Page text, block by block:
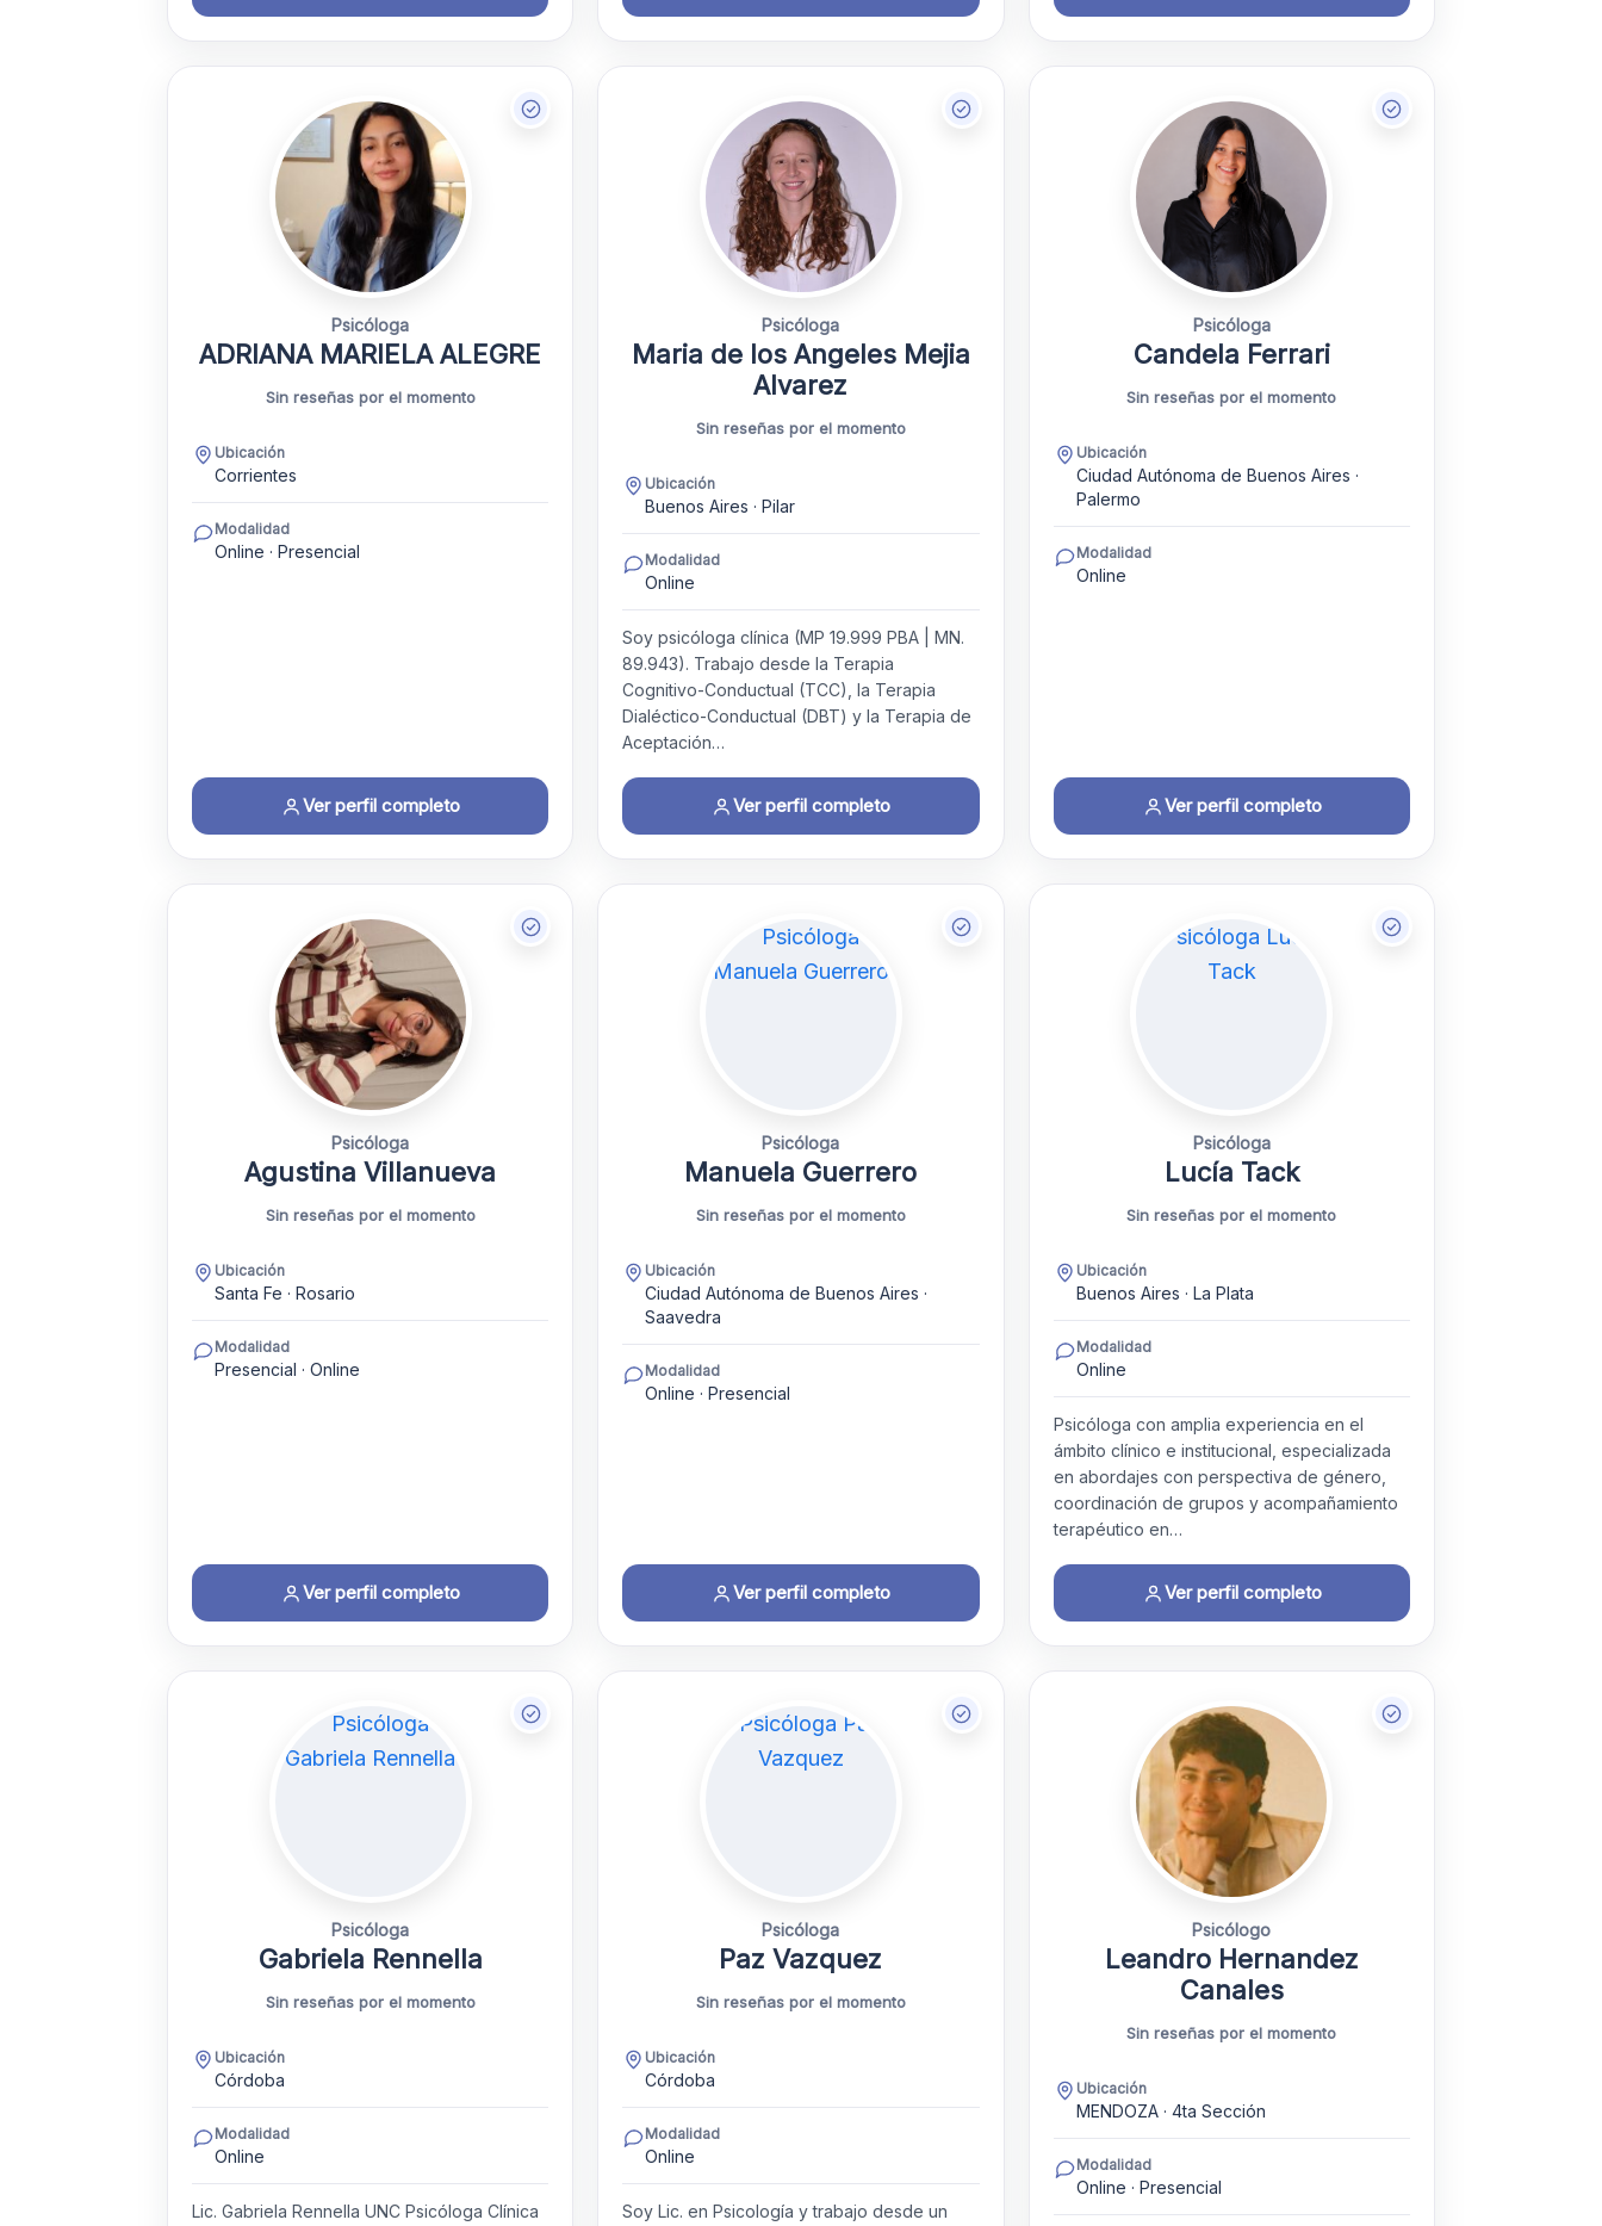
Psicóloga
ADRIANA MARIELA ALEGRE
Sin reseñas por el momento
Ubicación
Corrientes
Modalidad
Online · Presencial
Ver perfil completo
Psicóloga
Maria de los Angeles Mejia
Alvarez
Sin reseñas por el momento
Ubicación
Buenos Aires · Pilar
Modalidad
Online
Soy psicóloga clínica (MP 19.999 PBA | MN.
89.943). Trabajo desde la Terapia
Cognitivo-Conductual (TCC), la Terapia
Dialéctico-Conductual (DBT) y la Terapia de
Aceptación…
Ver perfil completo
Psicóloga
Candela Ferrari
Sin reseñas por el momento
Ubicación
Ciudad Autónoma de Buenos Aires ·
Palermo
Modalidad
Online
Ver perfil completo
Psicóloga
Agustina Villanueva
Sin reseñas por el momento
Ubicación
Santa Fe · Rosario
Modalidad
Presencial · Online
Ver perfil completo
Psicóloga
Manuela Guerrero
Sin reseñas por el momento
Ubicación
Ciudad Autónoma de Buenos Aires ·
Saavedra
Modalidad
Online · Presencial
Ver perfil completo
Psicóloga
Lucía Tack
Sin reseñas por el momento
Ubicación
Buenos Aires · La Plata
Modalidad
Online
Psicóloga con amplia experiencia en el
ámbito clínico e institucional, especializada
en abordajes con perspectiva de género,
coordinación de grupos y acompañamiento
terapéutico en…
Ver perfil completo
Psicóloga
Gabriela Rennella
Sin reseñas por el momento
Ubicación
Córdoba
Modalidad
Online
Lic. Gabriela Rennella UNC Psicóloga Clínica
Psicóloga
Paz Vazquez
Sin reseñas por el momento
Ubicación
Córdoba
Modalidad
Online
Soy Lic. en Psicología y trabajo desde un
Psicólogo
Leandro Hernandez
Canales
Sin reseñas por el momento
Ubicación
MENDOZA · 4ta Sección
Modalidad
Online · Presencial